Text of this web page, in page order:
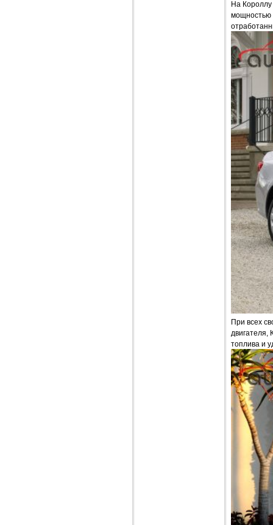
На
мощностью
При всех
двигателя,
топлива и